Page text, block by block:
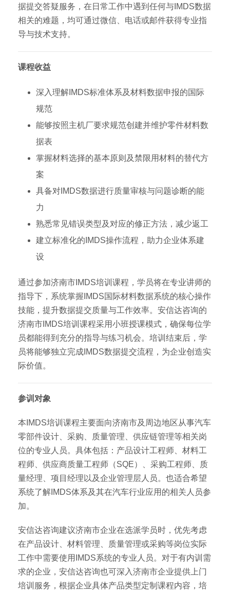
据提交答疑服务，在日常工作中遇到任何与IMDS数据
相关的难题，均可通过微信、电话或邮件获得专业指
导与技术支持。
课程收益
深入理解IMDS标准体系及材料数据申报的国际
规范
能够按照主机厂要求规范创建并维护零件材料数
据表
掌握材料选择的基本原则及禁限用材料的替代方
案
具备对IMDS数据进行质量审核与问题诊断的能
力
熟悉常见错误类型及对应的修正方法，减少返工
建立标准化的IMDS操作流程，助力企业体系建
设
通过参加济南市IMDS培训课程，学员将在专业讲师的
指导下，系统掌握IMDS国际材料数据系统的核心操作
技能，提升数据提交质量与工作效率。安信达咨询的
济南市IMDS培训课程采用小班授课模式，确保每位学
员都能得到充分的指导与练习机会。培训结束后，学
员将能够独立完成IMDS数据提交流程，为企业创造实
际价值。
参训对象
本IMDS培训课程主要面向济南市及周边地区从事汽车
零部件设计、采购、质量管理、供应链管理等相关岗
位的专业人员。具体包括：产品设计工程师、材料工
程师、供应商质量工程师（SQE）、采购工程师、质
量经理、项目经理以及企业管理层人员。也适合希望
系统了解IMDS体系及其在汽车行业应用的相关人员参
加。
安信达咨询建议济南市企业在选派学员时，优先考虑
在产品设计、材料管理、质量管理或采购等岗位实际
工作中需要使用IMDS系统的专业人员。对于有内训需
求的企业，安信达咨询也可深入济南市企业提供上门
培训服务，根据企业具体产品类型定制课程内容，培